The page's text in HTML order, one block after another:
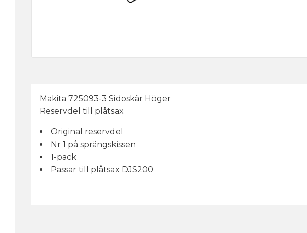
Makita 725093-3 Sidoskär Höger
Reservdel till plåtsax
Original reservdel
Nr 1 på sprängskissen
1-pack
Passar till plåtsax DJS200